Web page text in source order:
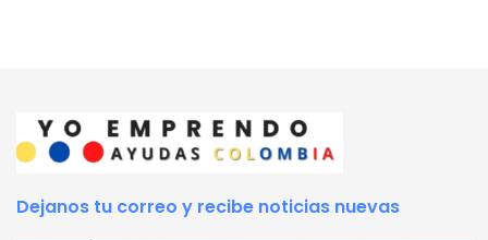
Dejanos tu correo y recibe noticias nuevas